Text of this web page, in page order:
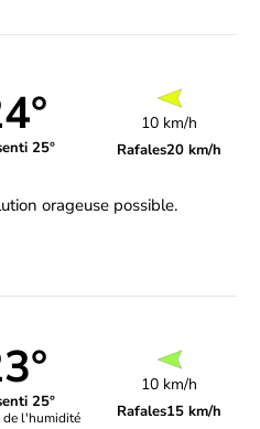
25°
10 km/h
Rafales20 km/h
orageuse possible.
25°
de l'humidité
10 km/h
Rafales15 km/h